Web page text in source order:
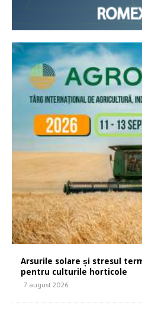
Arsurile solare și stresul
pentru culturile horticole
7 august 2026